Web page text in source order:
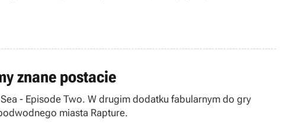
oficjalnie kończy swoją działalność.
znane postacie
- Episode Two. W drugim dodatku fabularnym do gry
miasta Rapture.